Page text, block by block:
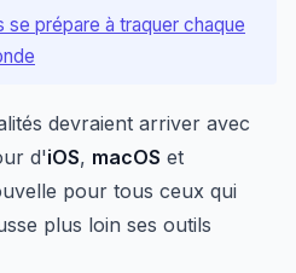
se prépare à traquer chaque
devraient arriver avec
d'iOS, macOS et
pour tous ceux qui
plus loin ses outils